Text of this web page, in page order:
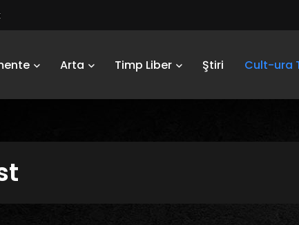
Arta Timp Liber Ştiri Cult-ura